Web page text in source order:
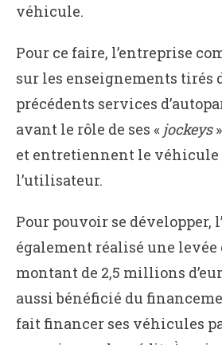
véhicule.
Pour ce faire, l’entreprise
sur les enseignements tirés
précédents services
avant le rôle de ses « jockeys
et entretiennent le véhicule
l’utilisateur.
Pour pouvoir se développer,
également réalisé une levée
montant de 2,5 millions
aussi bénéficié du
fait financer ses véhicules